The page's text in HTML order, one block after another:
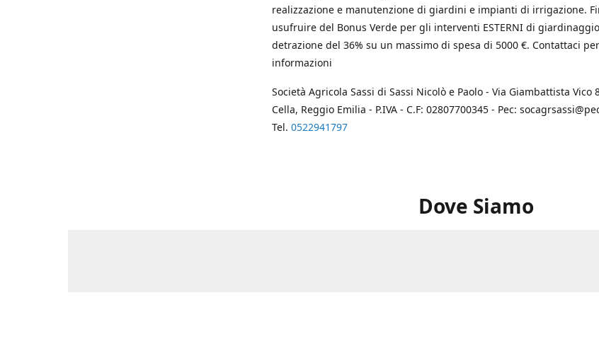
realizzazione e manutenzione di giardini e impianti di irrigazione.
usufruire del Bonus Verde per gli interventi ESTERNI di
detrazione del 36% su un massimo di spesa di 5000 €. Contattaci
informazioni
Società Agricola Sassi di Sassi Nicolò e Paolo - Via Giambattista Vico
Cella, Reggio Emilia - P.IVA - C.F: 02807700345 - Pec:
Tel. 0522941797
Dove Siamo